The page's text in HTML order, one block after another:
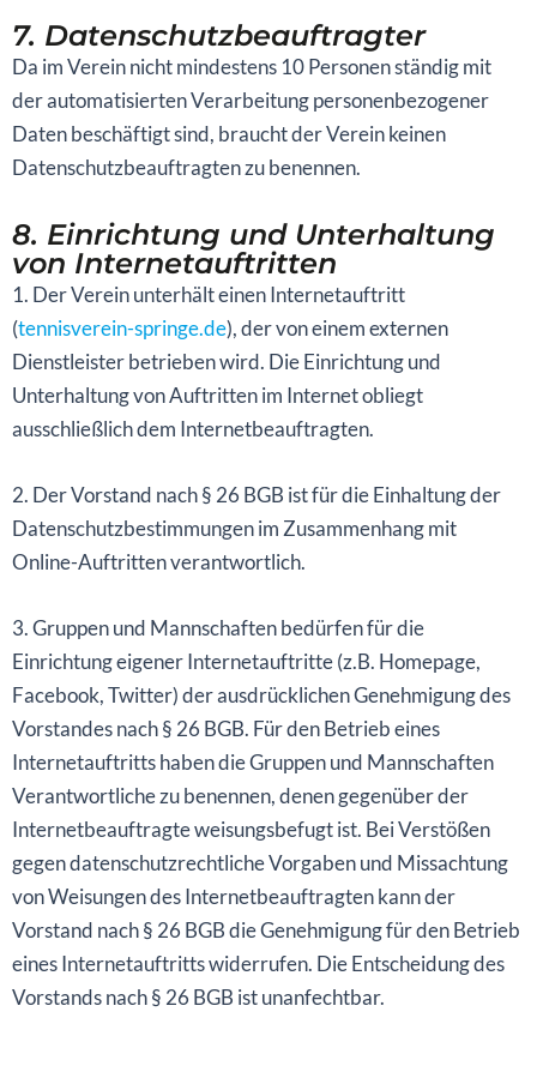
7. Datenschutzbeauftragter
Da im Verein nicht mindestens 10 Personen ständig mit
der automatisierten Verarbeitung personenbezogener
Daten beschäftigt sind, braucht der Verein keinen
Datenschutzbeauftragten zu benennen.
8. Einrichtung und Unterhaltung
von Internetauftritten
1. Der Verein unterhält einen Internetauftritt
(tennisverein-springe.de), der von einem externen
Dienstleister betrieben wird. Die Einrichtung und
Unterhaltung von Auftritten im Internet obliegt
ausschließlich dem Internetbeauftragten.
2. Der Vorstand nach § 26 BGB ist für die Einhaltung der
Datenschutzbestimmungen im Zusammenhang mit
Online-Auftritten verantwortlich.
3. Gruppen und Mannschaften bedürfen für die
Einrichtung eigener Internetauftritte (z.B. Homepage,
Facebook, Twitter) der ausdrücklichen Genehmigung des
Vorstandes nach § 26 BGB. Für den Betrieb eines
Internetauftritts haben die Gruppen und Mannschaften
Verantwortliche zu benennen, denen gegenüber der
Internetbeauftragte weisungsbefugt ist. Bei Verstößen
gegen datenschutzrechtliche Vorgaben und Missachtung
von Weisungen des Internetbeauftragten kann der
Vorstand nach § 26 BGB die Genehmigung für den Betrieb
eines Internetauftritts widerrufen. Die Entscheidung des
Vorstands nach § 26 BGB ist unanfechtbar.